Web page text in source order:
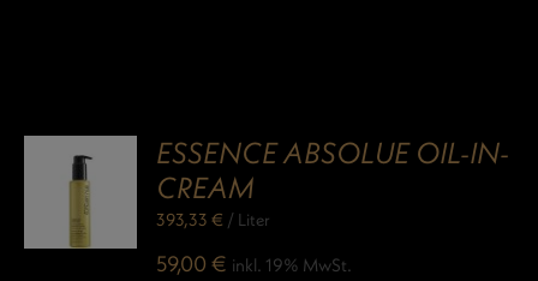
ESSENCE ABSOLUE OIL-IN-
CREAM
393,33€ / Liter
59,00€ inkl. 19% MwSt.